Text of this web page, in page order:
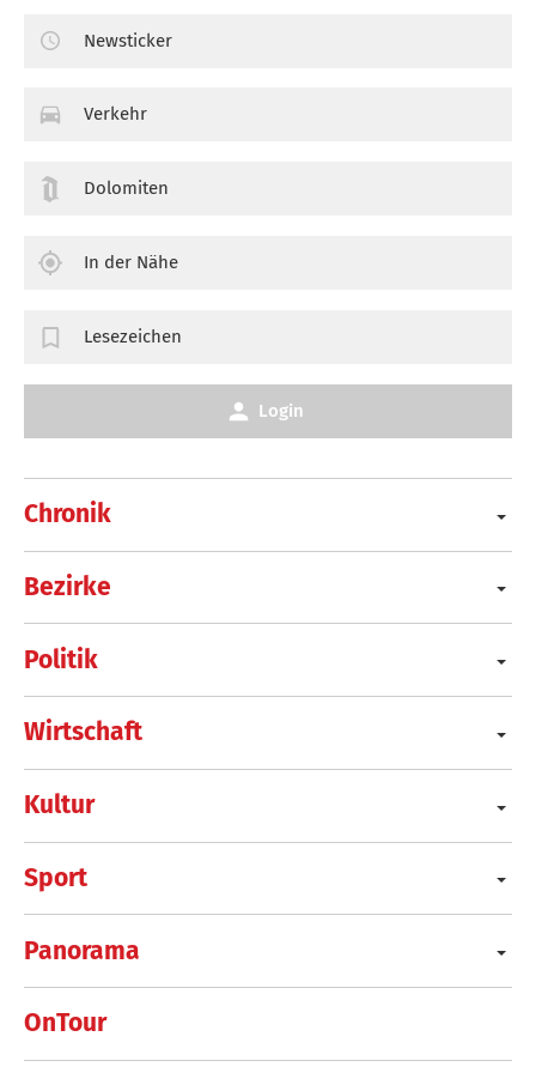
Chronik
Bezirke
Politik
Wirtschaft
Kultur
Sport
Panorama
OnTour
Newsticker
Verkehr
Dolomiten
In der Nähe
Lesezeichen
Login